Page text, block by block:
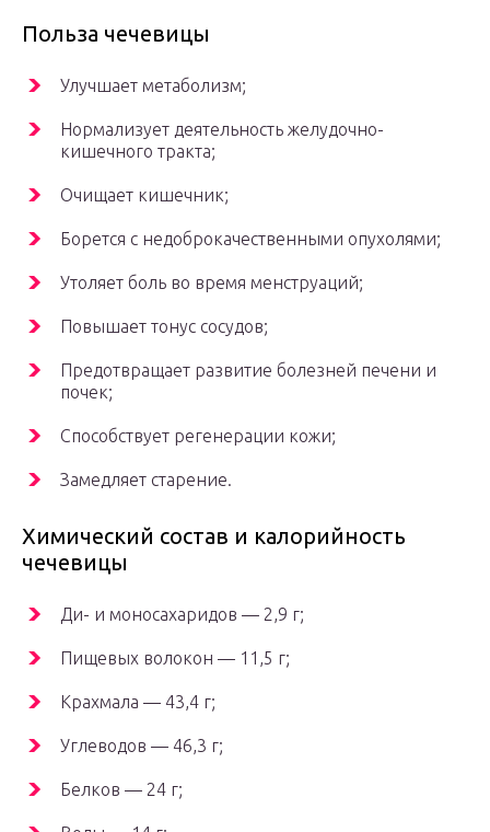
Польза чечевицы
Улучшает метаболизм;
Нормализует деятельность желудочно-
кишечного тракта;
Очищает кишечник;
Борется с недоброкачественными опухолями;
Утоляет боль во время менструаций;
Повышает тонус сосудов;
Предотвращает развитие болезней печени и
почек;
Способствует регенерации кожи;
Замедляет старение.
Химический состав и калорийность
чечевицы
Ди- и моносахаридов — 2,9 г;
Пищевых волокон — 11,5 г;
Крахмала — 43,4 г;
Углеводов — 46,3 г;
Белков — 24 г;